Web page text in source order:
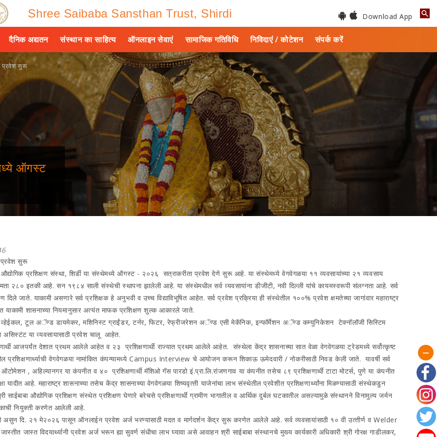
Shree Saibaba Sansthan Trust, Shirdi Download App
दैनिक अद्यतन संस्थान का साहित्य ऑनलाइन सेवाएं सामाजिक गतिविधि निविदाएं / कोटेशन संपर्क करें
प्रवेश सुरू
ऑगस्‍ट
प्रवेश सुरू
औद्योगिक प्रशिक्षण संस्‍था, शिर्डी या संस्‍थेमध्‍ये ऑगस्‍ट - २०२६ सत्राकरीता प्रवेश देणे सुरू आहे. या संस्‍थेमध्‍ये वेगवेगळया ११ व्‍यवसायांच्‍या २१ व्‍यवसाय
२८० इतकी आहे. सन १९८४ साली संस्‍थेची स्‍थापना झालेली आहे. या संस्‍थेमधील सर्व व्‍यवसायांना डीजीटी, नवी दिल्‍ल‍ी यांचे कायमस्‍वरूपी संलग्‍नता आहे. सर्व
जाते. याकामी असणारे सर्व प्रशिक्षक हे अनुभवी व उच्‍च विद्याविभूषित आहेत. सर्व प्रवेश प्रक्रिया ही संस्‍थेतील १००% प्रवेश क्षमतेच्‍या जागांवार महाराष्‍ट्र
शासनाच्‍या नियमानुसार अत्‍यंत माफक प्रशिक्षण शुल्‍क आकारले जाते.
अॅण्‍ड डायमेकर, मशिनिस्‍ट ग्राईंडर, टर्नर, फिटर, रेफ्रीजरेशन अॅण्‍ड एसी मेकॅनिक, इन्‍फॉर्मेशन अॅण्‍ड कम्‍युनिकेशन टेक्‍नॉलॉजी सिस्टिम
या व्‍यवसायासाठी प्रवेश चालू आहेत.
आजपर्यंत देशात प्रथम आलेले आहेत व २३ प्रशिक्षणार्थी राज्‍यात प्रथम आलेले आहेत. संस्‍थेला केंद्र शासनाच्‍या सात वेळा वेगवेगळया ट्रेडमध्‍ये सर्वोत्‍कृष्‍ट
प्रशिक्षणार्थ्‍याची वेगवेगळया नामांकित कंपन्‍यामध्‍ये Campus Interview चे आयोजन करून शिकाऊ ऊमेदवारी / नोकरीसाठी निवड केली जाते. यावर्षी सर्व
, अहिल्‍यानगर या कंपनीत व ४० प्रशिक्षणार्थी मॅशिओ गॅस पारडो इं.प्रा.लि.रांजणगाव या कंपनीत तसेच ८९ प्रशिक्षणार्थी टाटा मोटर्स, पुणे या कंपनीत
यादीत आहे. महाराष्‍ट्र शासनाच्‍या तसेच केंद्र शासनाच्‍या वेगवेगळया शिष्‍यवृत्‍ती याजेनांचा लाभ संस्‍थेतील प्रवेशीत प्रशिक्षणार्थ्‍यांना मिळण्‍यासाठी संस्‍थेकडुन
साईबाबा औद्योगिक प्रशिक्षण संस्‍थेत प्रशिक्षण घेणारे बरेचसे प्रशिक्षणार्थी ग्रामीण भागातील व आर्थिक दुर्बल घटकातील असल्‍यामुळे संस्‍थानने विनामुल्‍य जर्मन
नियुक्‍ती करणेत आलेली आहे.
दि. २१ मे२०२६ पासून ऑनलाईन प्रवेश अर्ज भरण्‍यासाठी मदत व मार्गदर्शन केंद्र सुरू करणेत आलेले आहे. सर्व व्‍यवसायांसाठी १० वी उत्‍त‍ीर्ण व Welder
जास्‍त विदयार्थ्‍यानी प्रवेश अर्ज भरून ह्या सुवर्ण संधीचा लाभ घ्‍यावा असे आवाहन श्री साईबाबा संस्‍थानचे मुख्‍य कार्यकारी अधिकारी श्री गोरक्ष गाडीलकर,